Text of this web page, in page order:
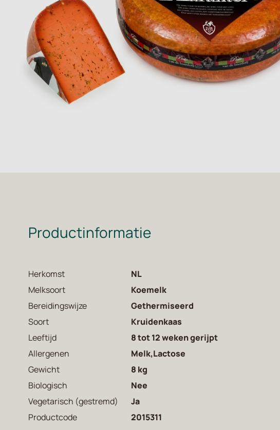
Productinformatie
Herkomst
NL
Melksoort
Koemelk
Bereidingswijze
Gethermiseerd
Soort
Kruidenkaas
Leeftijd
8 tot 12 weken gerijpt
Allergenen
Melk,Lactose
Gewicht
8 kg
Biologisch
Nee
Vegetarisch (gestremd)
Ja
Productcode
2015311